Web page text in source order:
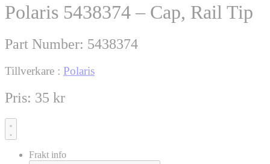
Polaris 5438374 – Cap, Rail Tip
Part Number: 5438374
Tillverkare : Polaris
Pris: 35 kr
Frakt info